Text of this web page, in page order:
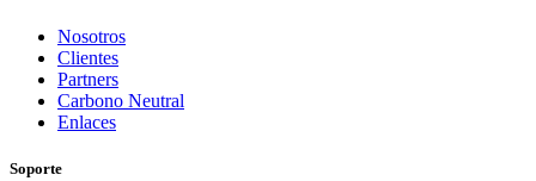
Nosotros
Clientes
Partners
Carbono Neutral
Enlaces
Soporte